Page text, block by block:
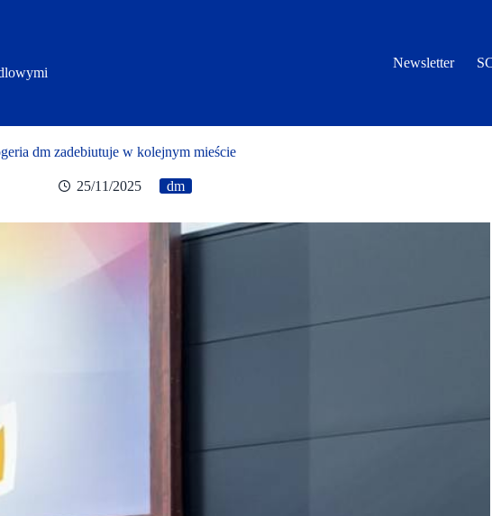
Newsletter
dm zadebiutuje w kolejnym mieście
25/11/2025 dm